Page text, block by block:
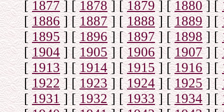
[1877] [1878] [1879] [1880] [
[1886] [1887] [1888] [1889] [
[1895] [1896] [1897] [1898] [
[1904] [1905] [1906] [1907] [
[1913] [1914] [1915] [1916] [
[1922] [1923] [1924] [1925] [
[1931] [1932] [1933 ] [1934] [